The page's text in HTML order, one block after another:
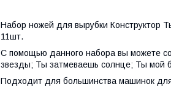
Набор ножей для вырубки Конструктор
11шт.
С помощью данного набора вы можете
звезды; Ты затмеваешь солнце; Ты мой
Подходит для большинства машинок